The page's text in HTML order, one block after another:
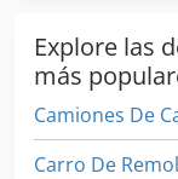
Explore las
más
Camiones De
Carro De